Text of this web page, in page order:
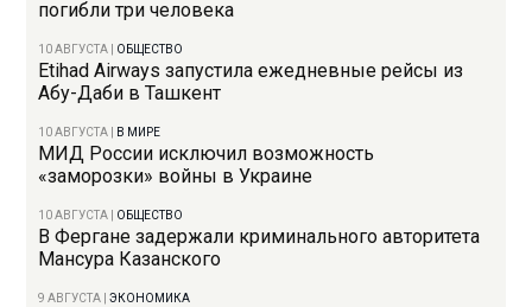
погибли три человека
10 АВГУСТА ОБЩЕСТВО
Etihad Airways запустила ежедневные рейсы из
Абу-Даби в Ташкент
10 АВГУСТА В МИРЕ
МИД России исключил возможность
«заморозки» войны в Украине
10 АВГУСТА ОБЩЕСТВО
В Фергане задержали криминального авторитета
Мансура Казанского
9 АВГУСТА |ЭКОНОМИКА